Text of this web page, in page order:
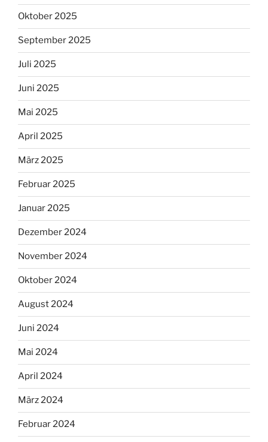
Oktober 2025
September 2025
Juli 2025
Juni 2025
Mai 2025
April 2025
März 2025
Februar 2025
Januar 2025
Dezember 2024
November 2024
Oktober 2024
August 2024
Juni 2024
Mai 2024
April 2024
März 2024
Februar 2024